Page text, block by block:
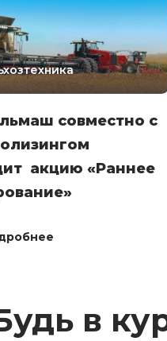
совместно с
акцию «Раннее
в